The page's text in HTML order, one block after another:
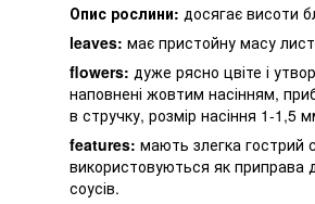
Опис рослини: досягає висоти
leaves: має пристойну масу
flowers: дуже рясно цвіте і
наповнені жовтим насінням,
в стручку, розмір насіння 1-1,5
features: мають злегка гострий
використовуються як приправа
соусів.